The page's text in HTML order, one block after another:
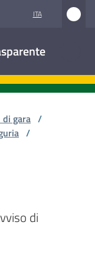
ITA
di gara /
/
di